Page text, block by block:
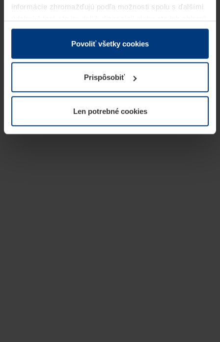
informácie zhromažďujú podľa možnosti spolu s ďalšími
v rámci Vášho využívania služieb.
Z právneho hľadiska môžeme cookies ukladať na Vašom
prevádzku tejto stránky. Pre všetky ostatné typy cookie
potrebujeme Vaše povolenie. Vaše povolenie môžete
kedykoľvek zmeniť alebo odvolať vo vysvetlení cookie
našej webovej stránky.
Povoliť všetky cookies
Prispôsobiť
Len potrebné cookies